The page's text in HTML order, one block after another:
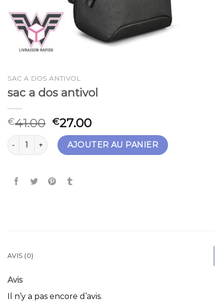
SAC A DOS ANTIVOL
sac a dos antivol
€41.00 €27.00
quantité de sac a dos antivolAJOUTER AU PANIER
AVIS (0)
Avis
Il n’y a pas encore d’avis.